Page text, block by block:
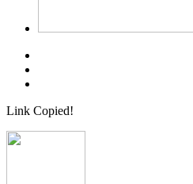
Link Copied!